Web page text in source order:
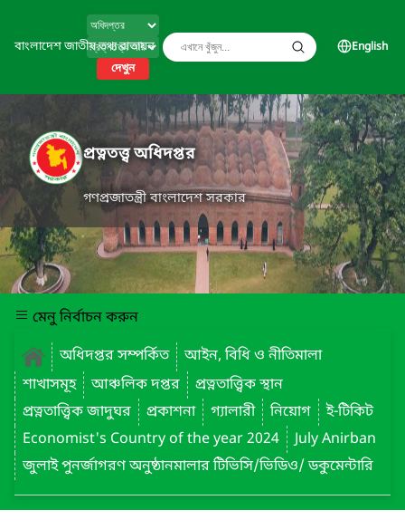
বাংলাদেশ জাতীয় তথ্য বাতায়ন
দেখুন
English
প্রত্নতত্ত্ব অধিদপ্তর
গণপ্রজাতন্ত্রী বাংলাদেশ সরকার
মেনু নির্বাচন করুন
অধিদপ্তর সম্পর্কিত
আইন, বিধি ও নীতিমালা
শাখাসমূহ
আঞ্চলিক দপ্তর
প্রত্নতাত্ত্বিক স্থান
প্রত্নতাত্ত্বিক জাদুঘর
প্রকাশনা গ্যালারী নিয়োগ
ই-টিকিট
Economist's Country of the year 2024
July Anirban
জুলাই পুনর্জাগরণ অনুষ্ঠানমালার টিভিসি/ভিডিও/ ডকুমেন্টারি